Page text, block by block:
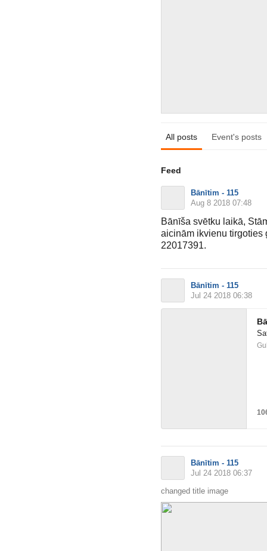
All posts Event's posts
Feed
Bānītim - 115
Aug 8 2018 07:48
Bānīša svētku laikā,
aicinām ikvienu tirgoties
22017391.
Bānītim - 115
Jul 24 2018 06:38
Bānītim - 115
Jul 24 2018 06:37
changed title image